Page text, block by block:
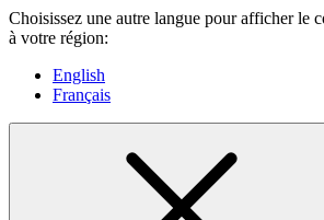
Choisissez une autre langue pour afficher le
à votre région:
English
Français